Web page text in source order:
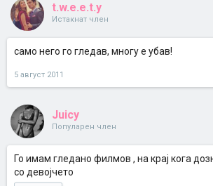
t.w.e.e.t.y
Истакнат член
само него го гледав, многу е убав!
5 август 2011
Juicy
Популарен член
Го имам гледано филмов , на крај кога
со девојчето